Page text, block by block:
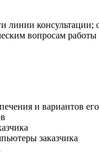
линии
вопросам
и вариантов
заказчика